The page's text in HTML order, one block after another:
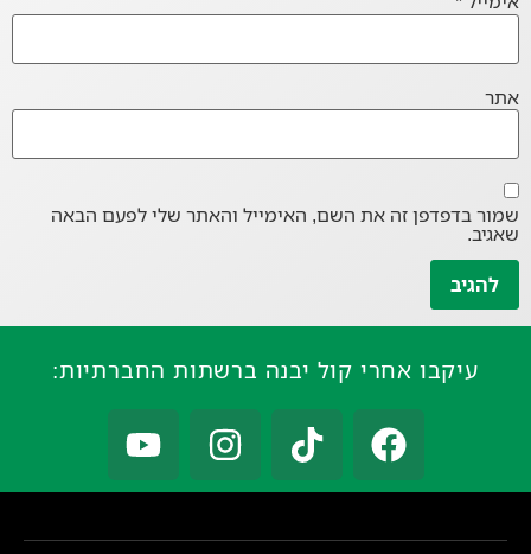
אתר
שמור בדפדפן זה את השם, האימייל והאתר שלי לפעם הבאה
שאגיב.
עיקבו אחרי קול יבנה ברשתות החברתיות: